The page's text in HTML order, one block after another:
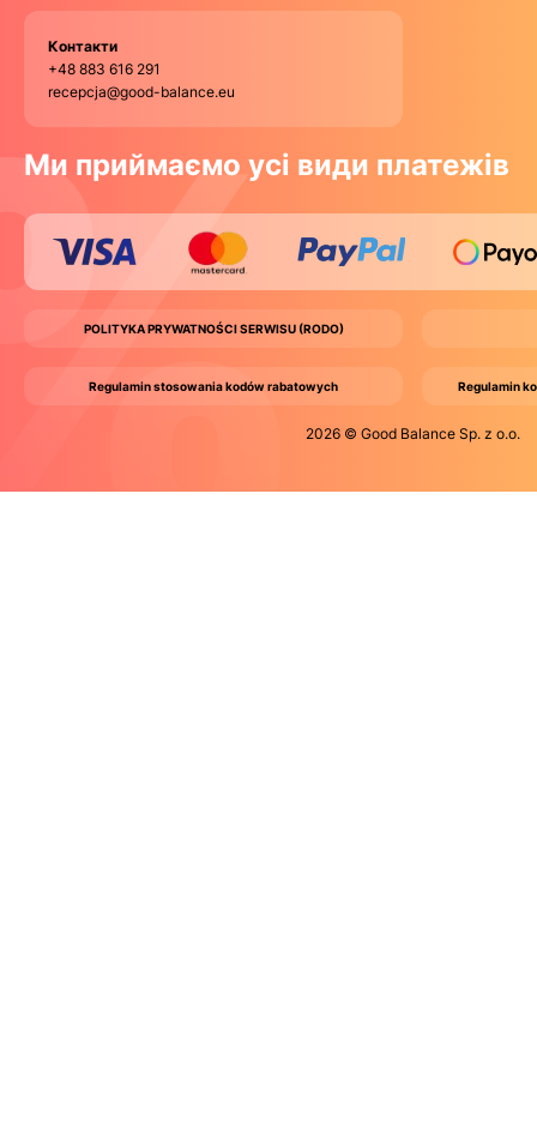
Контакти
+48 883 616 291
recepcja@good-balance.eu
Ми приймаємо усі види платежів
POLITYKA PRYWATNOŚCI SERWISU (RODO)
Regulamin stosowania kodów rabatowych Regulamin
2026 © Good Balance Sp. z o.o.